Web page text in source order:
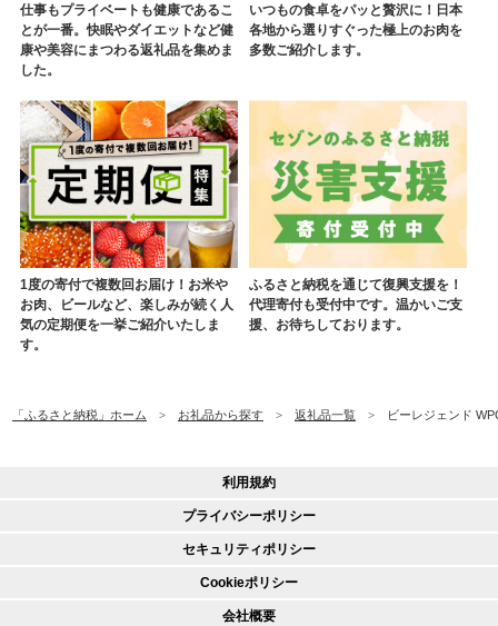
仕事もプライベートも健康であるこ
とが一番。快眠やダイエットなど健
康や美容にまつわる返礼品を集めま
した。
いつもの食卓をパッと贅沢に！日本
各地から選りすぐった極上のお肉を
多数ご紹介します。
1度の寄付で複数回お届け！お米や
お肉、ビールなど、楽しみが続く人
気の定期便を一挙ご紹介いたしま
す。
ふるさと納税を通じて復興支援を！
代理寄付も受付中です。温かいご支
援、お待ちしております。
「ふるさと納税」ホーム お礼品から探す 返礼品一覧 ビーレジェンド
利用規約
プライバシーポリシー
セキュリティポリシー
Cookieポリシー
会社概要